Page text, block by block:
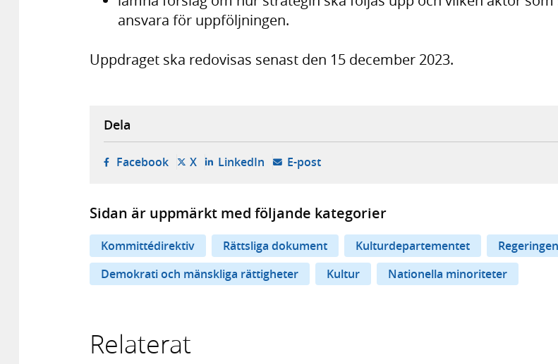
ansvara för uppföljningen.
Uppdraget ska redovisas senast den 15 december 2023.
Dela
Facebook- öppnas i ny flik, extern webbplats,
X- öppnas i ny flik, extern webbplats,
LinkedIn- öppnas i ny flik, extern webbplats,
E-post- öppnar din e-postklient,
Sidan är uppmärkt med följande kategorier
Kommittédirektiv Rättsliga dokument Kulturdepartementet
Regeringen
Demokrati och mänskliga rättigheter
Kultur Nationella minoriteter
Relaterat